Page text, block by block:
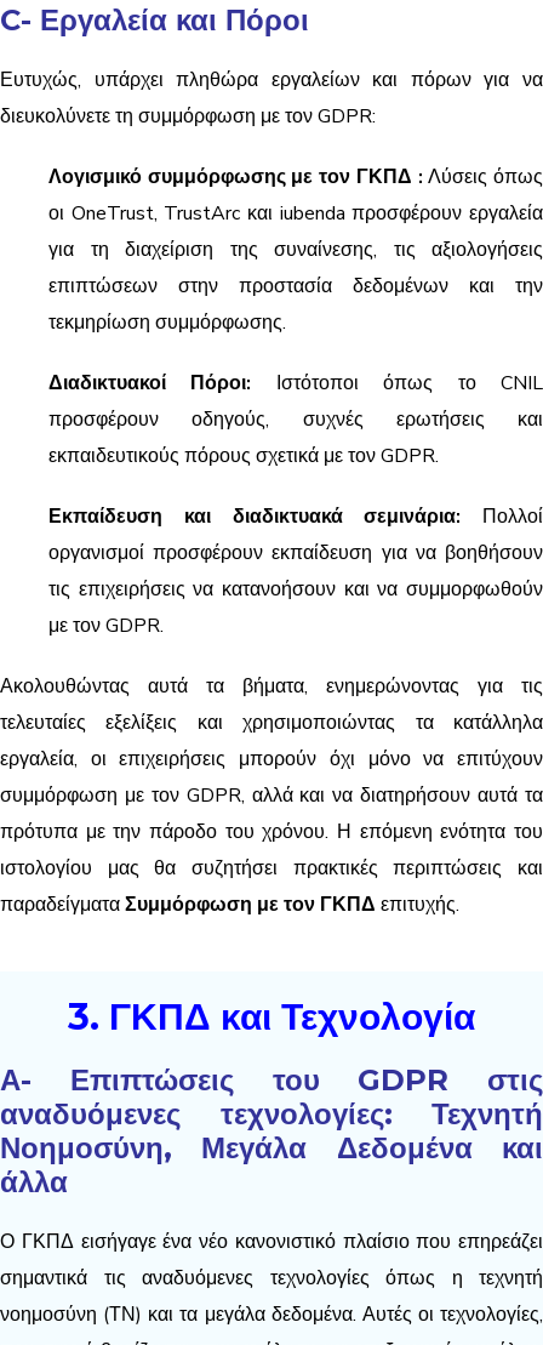
C- Εργαλεία και Πόροι
Ευτυχώς, υπάρχει πληθώρα εργαλείων και πόρων για να
διευκολύνετε τη συμμόρφωση με τον GDPR:
Λογισμικό συμμόρφωσης με τον ΓΚΠΔ : Λύσεις όπως
οι OneTrust, TrustArc και iubenda προσφέρουν εργαλεία
για τη διαχείριση της συναίνεσης, τις αξιολογήσεις
επιπτώσεων στην προστασία δεδομένων και την
τεκμηρίωση συμμόρφωσης.
Διαδικτυακοί Πόροι: Ιστότοποι όπως το CNIL
προσφέρουν οδηγούς, συχνές ερωτήσεις και
εκπαιδευτικούς πόρους σχετικά με τον GDPR.
Εκπαίδευση και διαδικτυακά σεμινάρια: Πολλοί
οργανισμοί προσφέρουν εκπαίδευση για να βοηθήσουν
τις επιχειρήσεις να κατανοήσουν και να συμμορφωθούν
με τον GDPR.
Ακολουθώντας αυτά τα βήματα, ενημερώνοντας για τις
τελευταίες εξελίξεις και χρησιμοποιώντας τα κατάλληλα
εργαλεία, οι επιχειρήσεις μπορούν όχι μόνο να επιτύχουν
συμμόρφωση με τον GDPR, αλλά και να διατηρήσουν αυτά τα
πρότυπα με την πάροδο του χρόνου. Η επόμενη ενότητα του
ιστολογίου μας θα συζητήσει πρακτικές περιπτώσεις και
παραδείγματαΣυμμόρφωση με τον ΓΚΠΔ επιτυχής.
3. ΓΚΠΔ και Τεχνολογία
Α- Επιπτώσεις του GDPR στις
αναδυόμενες τεχνολογίες: Τεχνητή
Νοημοσύνη, Μεγάλα Δεδομένα και
άλλα
Ο ΓΚΠΔ εισήγαγε ένα νέο κανονιστικό πλαίσιο που επηρεάζει
σημαντικά τις αναδυόμενες τεχνολογίες όπως η τεχνητή
νοημοσύνη (ΤΝ) και τα μεγάλα δεδομένα. Αυτές οι τεχνολογίες,